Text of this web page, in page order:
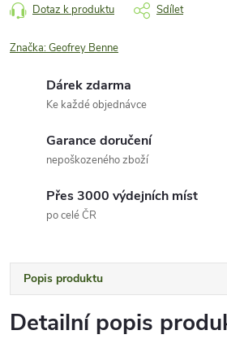
Dotaz k produktu Sdílet
Značka:Geofrey Benne
Dárek zdarma
Ke každé objednávce
Garance doručení
nepoškozeného zboží
Přes 3000 výdejních míst
po celé ČR
Popis produktu
Detailní popis